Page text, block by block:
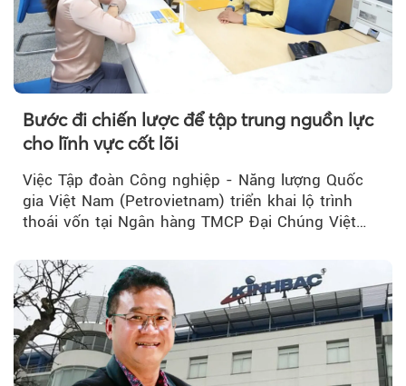
Theo
Bước đi chiến lược để tập trung nguồn lực
cho lĩnh vực cốt lõi
Việc Tập đoàn Công nghiệp - Năng lượng Quốc
gia Việt Nam (Petrovietnam) triển khai lộ trình
thoái vốn tại Ngân hàng TMCP Đại Chúng Việt